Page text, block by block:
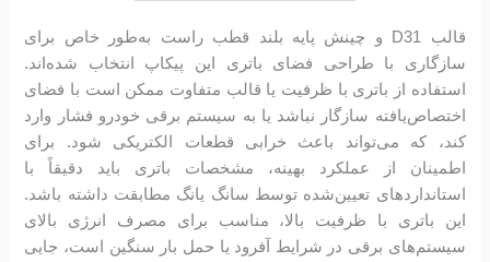
قالب D31 و چینش پایه بلند قطب راست به‌طور خاص برای
سازگاری با طراحی فضای باتری این پیکاپ انتخاب شده‌اند.
استفاده از باتری با ظرفیت یا قالب متفاوت ممکن است با فضای
اختصاص‌یافته سازگار نباشد یا به سیستم برقی خودرو فشار وارد
کند، که می‌تواند باعث خرابی قطعات الکتریکی شود. برای
اطمینان از عملکرد بهینه، مشخصات باتری باید دقیقاً با
استانداردهای تعیین‌شده توسط سانگ یانگ مطابقت داشته باشد.
این باتری با ظرفیت بالا، مناسب برای مصرف انرژی بالای
سیستم‌های برقی در شرایط آفرود یا حمل بار سنگین است، جایی